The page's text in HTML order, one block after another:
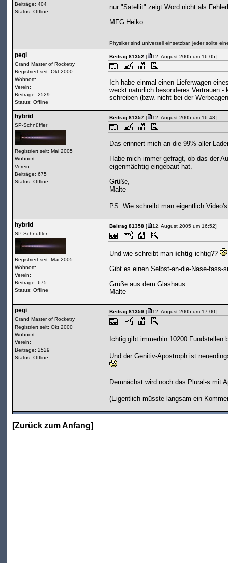
Beiträge: 404
Status: Offline
nur "Satellit" zeigt Word nicht als
MFG Heiko
Physiker sind universell einsetzbar, jeder sollte
pegi
Grand Master of Rocketry
Registriert seit: Okt 2000
Wohnort:
Verein:
Beiträge: 2529
Status: Offline
Beitrag 81352[ 12. August 2005 um 16:05]
Ich habe einmal einen Lieferwagen
weckt natürlich besonderes Vertrauen
schreiben (bzw. nicht bei der
hybrid
SP-Schnüffler
Registriert seit: Mai 2005
Wohnort:
Verein:
Beiträge: 675
Status: Offline
Beitrag 81357[ 12. August 2005 um 16:48]
Das erinnert mich an die 99% aller
Habe mich immer gefragt, ob das der
eigenmächtig eingebaut hat.
Grüße,
Malte
PS: Wie schreibt man eigentlich
hybrid
SP-Schnüffler
Registriert seit: Mai 2005
Wohnort:
Verein:
Beiträge: 675
Status: Offline
Beitrag 81358[ 12. August 2005 um 16:52]
Und wie schreibt man ichtig ichtig??
Gibt es einen Selbst-an-die-Nase-fass-
Grüße aus dem Glashaus
Malte
pegi
Grand Master of Rocketry
Registriert seit: Okt 2000
Wohnort:
Verein:
Beiträge: 2529
Status: Offline
Beitrag 81359[ 12. August 2005 um 17:00]
Ichtig gibt immerhin 10200 Fundstellen
Und der Genitiv-Apostroph ist
Demnächst wird noch das Plural-s mit
(Eigentlich müsste langsam ein
[Zurück zum Anfang]